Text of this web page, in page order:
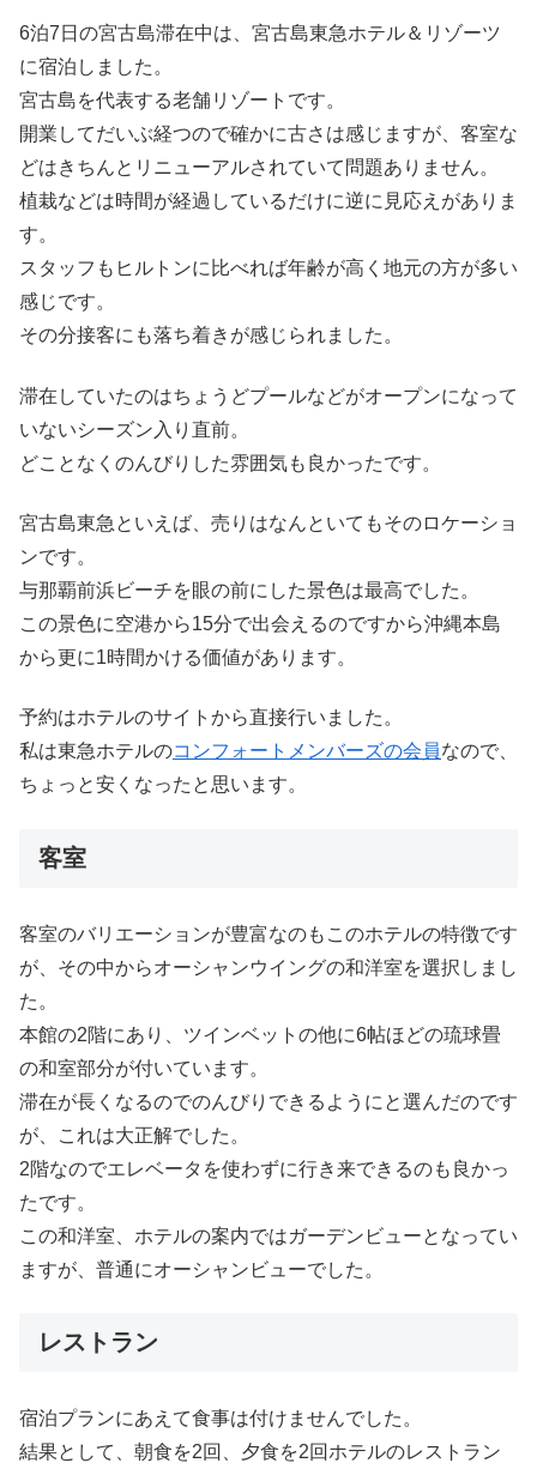
6泊7日の宮古島滞在中は、宮古島東急ホテル＆リゾーツ
に宿泊しました。
宮古島を代表する老舗リゾートです。
開業してだいぶ経つので確かに古さは感じますが、客室な
どはきちんとリニューアルされていて問題ありません。
植栽などは時間が経過しているだけに逆に見応えがありま
す。
スタッフもヒルトンに比べれば年齢が高く地元の方が多い
感じです。
その分接客にも落ち着きが感じられました。
滞在していたのはちょうどプールなどがオープンになって
いないシーズン入り直前。
どことなくのんびりした雰囲気も良かったです。
宮古島東急といえば、売りはなんといてもそのロケーショ
ンです。
与那覇前浜ビーチを眼の前にした景色は最高でした。
この景色に空港から15分で出会えるのですから沖縄本島
から更に1時間かける価値があります。
予約はホテルのサイトから直接行いました。
私は東急ホテルのコンフォートメンバーズの会員なので、
ちょっと安くなったと思います。
客室
客室のバリエーションが豊富なのもこのホテルの特徴です
が、その中からオーシャンウイングの和洋室を選択しまし
た。
本館の2階にあり、ツインベットの他に6帖ほどの琉球畳
の和室部分が付いています。
滞在が長くなるのでのんびりできるようにと選んだのです
が、これは大正解でした。
2階なのでエレベータを使わずに行き来できるのも良かっ
たです。
この和洋室、ホテルの案内ではガーデンビューとなってい
ますが、普通にオーシャンビューでした。
レストラン
宿泊プランにあえて食事は付けませんでした。
結果として、朝食を2回、夕食を2回ホテルのレストラン